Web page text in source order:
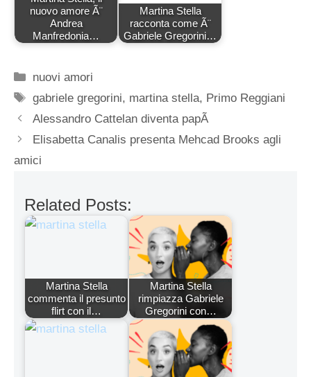
nuovo amore Ã¨
Andrea
Manfredonia…
Martina Stella
racconta come Ã¨
Gabriele Gregorini…
Categorie
nuovi amori
Tag
gabriele gregorini, martina stella, Primo Reggiani
Alessandro Cattelan diventa papÃ
Elisabetta Canalis presenta Mehcad Brooks agli
amici
Related Posts:
Martina Stella
commenta il presunto
flirt con il…
Martina Stella
rimpiazza Gabriele
Gregorini con…